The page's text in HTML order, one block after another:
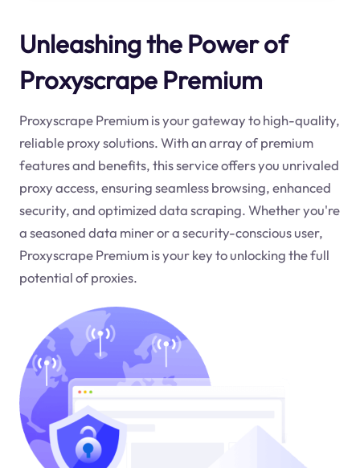
Unleashing the Power of
Proxyscrape Premium
Proxyscrape Premium is your gateway to high-quality,
reliable proxy solutions. With an array of premium
features and benefits, this service offers you unrivaled
proxy access, ensuring seamless browsing, enhanced
security, and optimized data scraping. Whether you're
a seasoned data miner or a security-conscious user,
Proxyscrape Premium is your key to unlocking the full
potential of proxies.